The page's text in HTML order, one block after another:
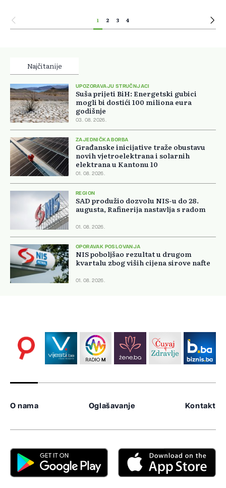
1 2 3 4
Najčitanije
UPOZORAVAJU STRUČNJACI
Suša prijeti BiH: Energetski gubici
mogli bi dostići 100 miliona eura
godišnje
03. 08. 2026.
ZAJEDNIČKA BORBA
Građanske inicijative traže obustavu
novih vjetroelektrana i solarnih
elektrana u Kantonu 10
01. 08. 2026.
REGION
SAD produžio dozvolu NIS-u do 28.
augusta, Rafinerija nastavlja s radom
01. 08. 2026.
OPORAVAK POSLOVANJA
NIS poboljšao rezultat u drugom
kvartalu zbog viših cijena sirove nafte
01. 08. 2026.
O nama Oglašavanje Kontakt